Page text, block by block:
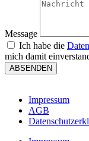
Message
Ich habe die
mich damit
ABSENDEN
Impressum
AGB